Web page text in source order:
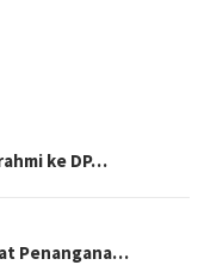
ke DP…
Penangana…